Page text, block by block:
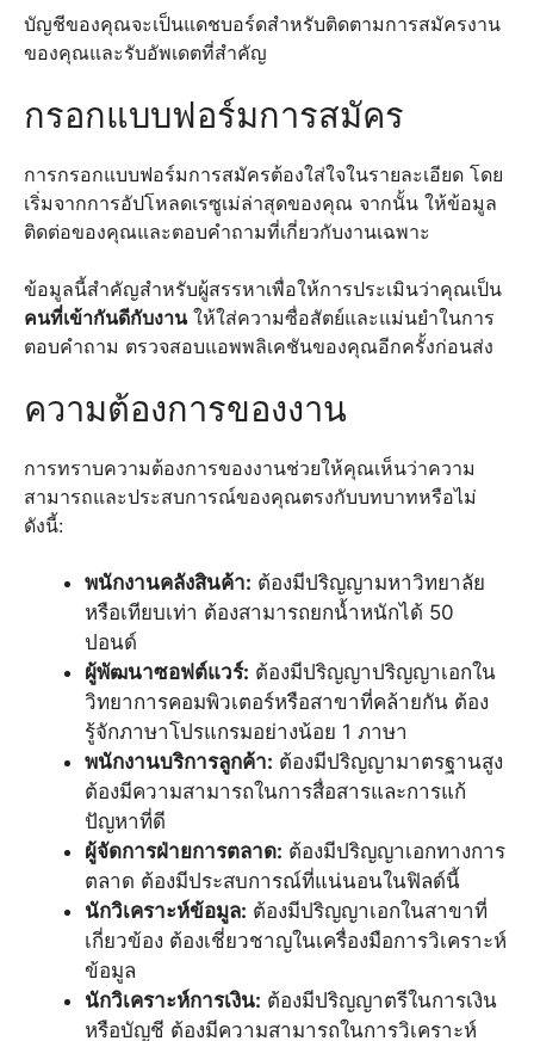
บัญชีของคุณจะเป็นแดชบอร์ดสำหรับติดตามการสมัครงาน
ของคุณและรับอัพเดตที่สำคัญ
กรอกแบบฟอร์มการสมัคร
การกรอกแบบฟอร์มการสมัครต้องใส่ใจในรายละเอียด โดย
เริ่มจากการอัปโหลดเรซูเม่ล่าสุดของคุณ จากนั้น ให้ข้อมูล
ติดต่อของคุณและตอบคำถามที่เกี่ยวกับงานเฉพาะ
ข้อมูลนี้สำคัญสำหรับผู้สรรหาเพื่อให้การประเมินว่าคุณเป็น
คนที่เข้ากันดีกับงานให้ใส่ความซื่อสัตย์และแม่นยำในการ
ตอบคำถาม ตรวจสอบแอพพลิเคชันของคุณอีกครั้งก่อนส่ง
ความต้องการของงาน
การทราบความต้องการของงานช่วยให้คุณเห็นว่าความ
สามารถและประสบการณ์ของคุณตรงกับบทบาทหรือไม่
ดังนี้:
พนักงานคลังสินค้า: ต้องมีปริญญามหาวิทยาลัย
หรือเทียบเท่า ต้องสามารถยกน้ำหนักได้ 50
ปอนด์
ผู้พัฒนาซอฟต์แวร์: ต้องมีปริญญาปริญญาเอกใน
วิทยาการคอมพิวเตอร์หรือสาขาที่คล้ายกัน ต้อง
รู้จักภาษาโปรแกรมอย่างน้อย 1 ภาษา
พนักงานบริการลูกค้า: ต้องมีปริญญามาตรฐานสูง
ต้องมีความสามารถในการสื่อสารและการแก้
ปัญหาที่ดี
ผู้จัดการฝ่ายการตลาด: ต้องมีปริญญาเอกทางการ
ตลาด ต้องมีประสบการณ์ที่แน่นอนในฟิลด์นี้
นักวิเคราะห์ข้อมูล: ต้องมีปริญญาเอกในสาขาที่
เกี่ยวข้อง ต้องเชี่ยวชาญในเครื่องมือการวิเคราะห์
ข้อมูล
นักวิเคราะห์การเงิน: ต้องมีปริญญาตรีในการเงิน
หรือบัญชี ต้องมีความสามารถในการวิเคราะห์